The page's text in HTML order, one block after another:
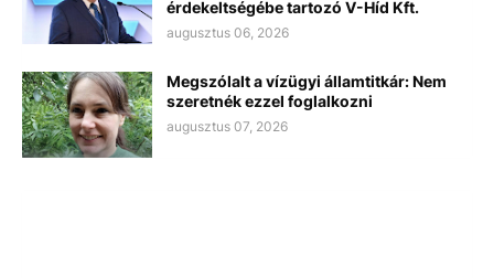
érdekeltségébe tartozó V-Híd Kft.
augusztus 06, 2026
Megszólalt a vízügyi államtitkár: Nem
szeretnék ezzel foglalkozni
augusztus 07, 2026